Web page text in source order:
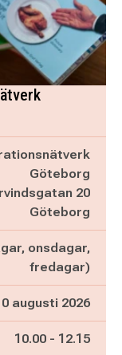
Göteborg
20
Göteborg
onsdagar,
fredagar)
augusti 2026
Pågår mellan
10.00 - och
12.15